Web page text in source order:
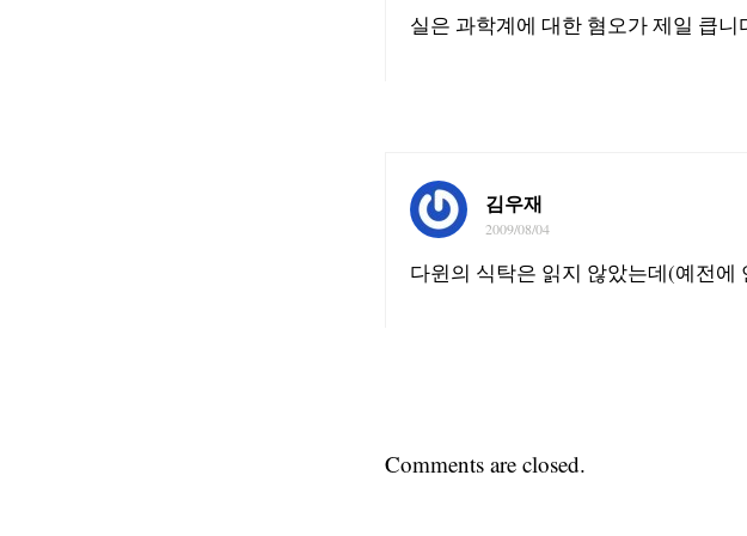
실은 과학계에 대한 혐오가 제일 큽니
김우재
2009/08/04
다윈의 식탁은 읽지 않았는데(예전에
Comments are closed.